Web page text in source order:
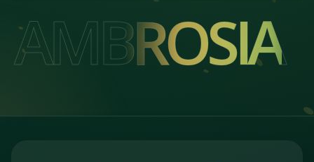
AMBROSIA
AMBROSIA